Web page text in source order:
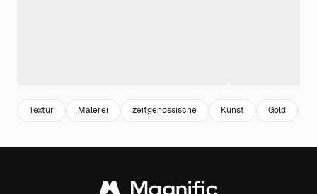
Textur Malerei zeitgenössische Kunst Gold